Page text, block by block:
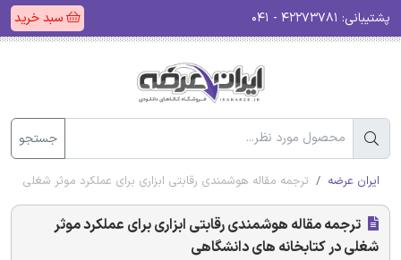
پشتیبانی: سبد خرید
جستجو
ایران عرضه ترجمه مقاله هوشمندی رقابتی ابزاری برای عملکرد موثر شغلی در
ترجمه مقاله هوشمندی رقابتی ابزاری برای عملکرد موثر
شغلی در کتابخانه های دانشگاهی